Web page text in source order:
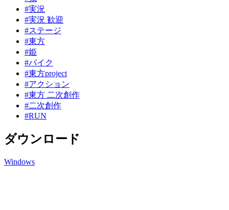
#実況
#実況 歓迎
#ステージ
#東方
#姫
#バイク
#東方project
#アクション
#東方 二次創作
#二次創作
#RUN
ダウンロード
Windows